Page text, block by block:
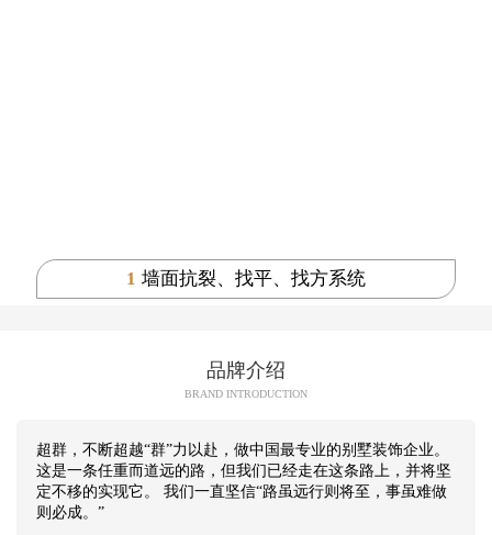
1 墙面抗裂、找平、找方系统
品牌介绍
BRAND INTRODUCTION
超群，不断超越“群”力以赴，做中国最专业的别墅装饰企业。
这是一条任重而道远的路，但我们已经走在这条路上，并将坚
定不移的实现它。 我们一直坚信“路虽远行则将至，事虽难做
则必成。”